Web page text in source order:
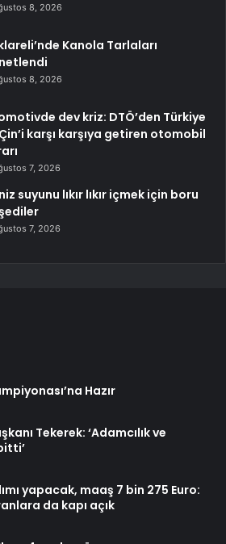
8, 2026
Kanola Tarlaları
8, 2026
dev kriz: DTÖ’den Türkiye
karşı karşıya getiren otomobil
7, 2026
suyunu lıkır lıkır içmek için boru
7, 2026
Hazır
Tekerek: ‘Adamcılık ve
yapacak, maaş 7 bin 275 Euro:
da kapı açık